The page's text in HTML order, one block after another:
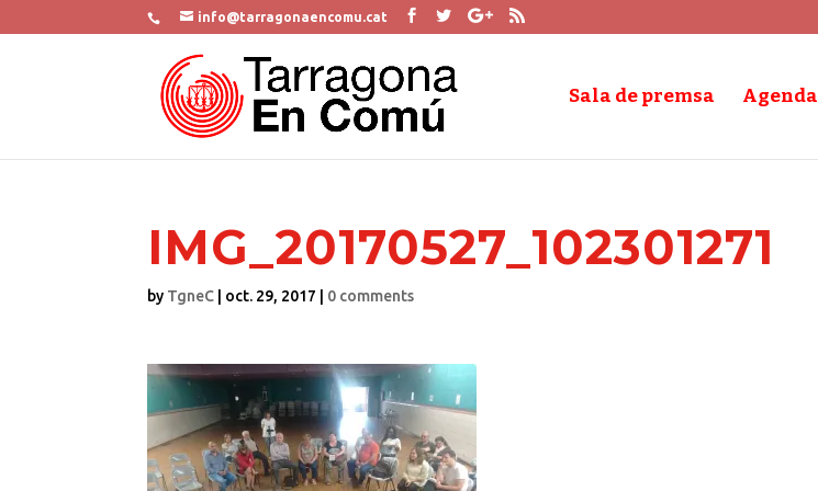
info@tarragonaencomu.cat
Sala de premsa Agenda
IMG_20170527_102301271
by TgneC oct. 29, 2017
0 comments